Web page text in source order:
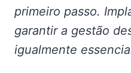
primeiro passo.
garantir a gestão
igualmente